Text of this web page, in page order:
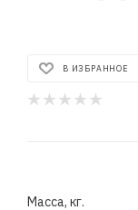
В ИЗБРАННОЕ
Масса, кг.